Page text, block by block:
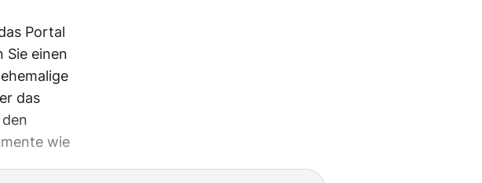
Portal
Sie einen
das
wie